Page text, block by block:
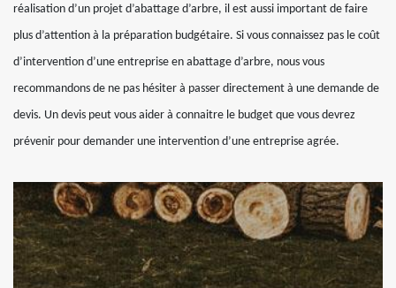
réalisation d’un projet d’abattage d’arbre, il est aussi important de faire
plus d’attention à la préparation budgétaire. Si vous connaissez pas le coût
d’intervention d’une entreprise en abattage d’arbre, nous vous
recommandons de ne pas hésiter à passer directement à une demande de
devis. Un devis peut vous aider à connaitre le budget que vous devrez
prévenir pour demander une intervention d’une entreprise agrée.